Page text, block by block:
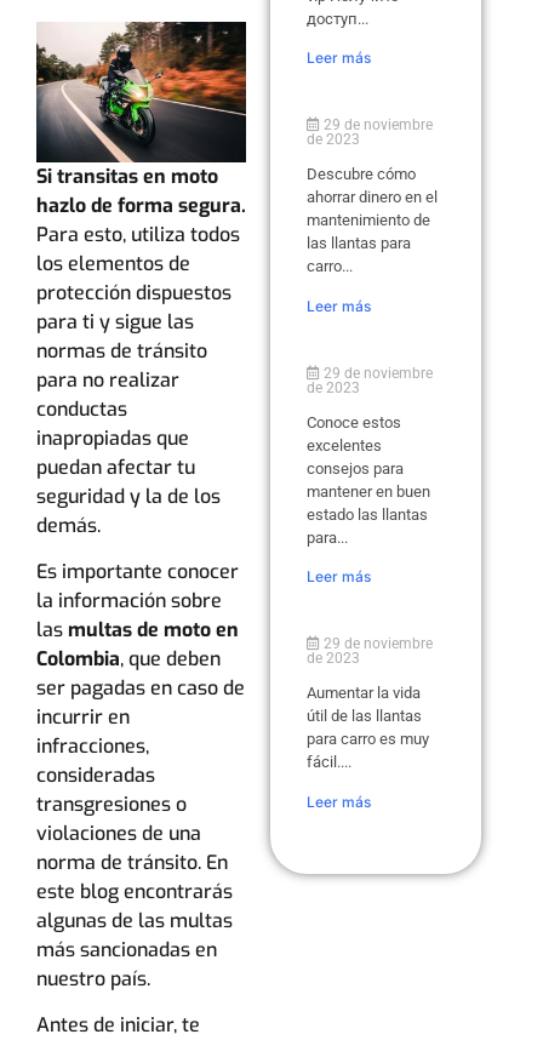
Si transitas en moto
hazlo de forma segura.
Para esto, utiliza todos
los elementos de
protección dispuestos
para ti y sigue las
normas de tránsito
para no realizar
conductas
inapropiadas que
puedan afectar tu
seguridad y la de los
demás.
Es importante conocer
la información sobre
las multas de moto en
Colombia, que deben
ser pagadas en caso de
incurrir en
infracciones,
consideradas
transgresiones o
violaciones de una
norma de tránsito. En
este blog encontrarás
algunas de las multas
más sancionadas en
nuestro país.
Antes de iniciar, te
доступ...
Leer más
29 de noviembre
de 2023
Descubre cómo
ahorrar dinero en el
mantenimiento de
las llantas para
carro...
Leer más
29 de noviembre
de 2023
Conoce estos
excelentes
consejos para
mantener en buen
estado las llantas
para...
Leer más
29 de noviembre
de 2023
Aumentar la vida
útil de las llantas
para carro es muy
fácil....
Leer más